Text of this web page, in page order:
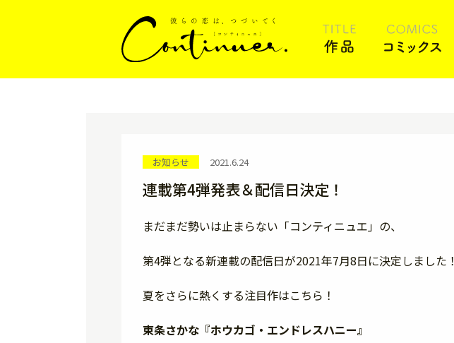
お知らせ 2021.6.24
連載第4弾発表＆配信日決定！
まだまだ勢いは止まらない「コンティニュエ」の、
第4弾となる新連載の配信日が2021年7月8日に決定しました！
夏をさらに熱くする注目作はこちら！
東条さかな『ホウカゴ・エンドレスハニー』